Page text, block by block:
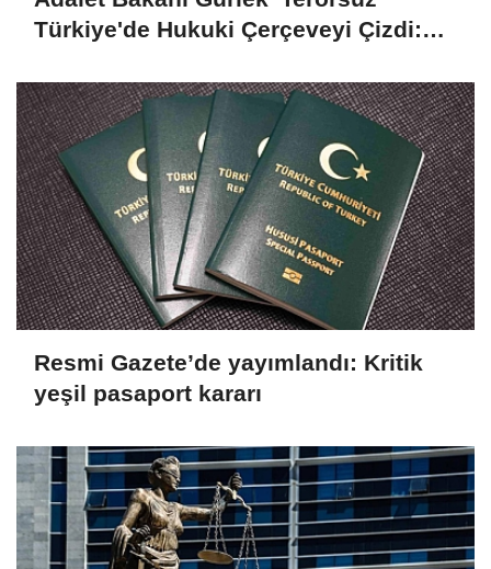
Türkiye'de Hukuki Çerçeveyi Çizdi:
Resmi Gazete’de yayımlandı: Kritik
yeşil pasaport kararı